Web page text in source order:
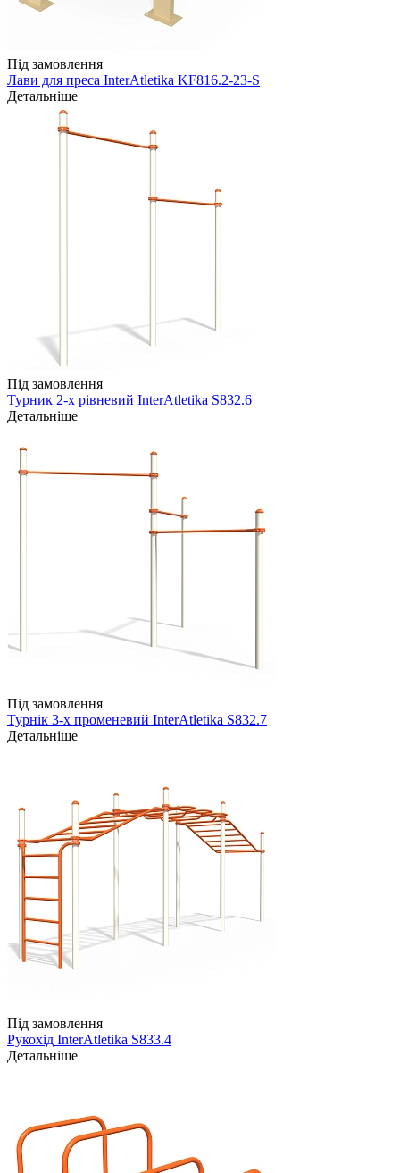
Під замовлення
Лави для преса InterAtletika KF816.2-23-S
Детальніше
Під замовлення
Турник 2-х рівневий InterAtletika S832.6
Детальніше
Під замовлення
Турнік 3-х променевий InterAtletika S832.7
Детальніше
Під замовлення
Рукохід InterAtletika S833.4
Детальніше